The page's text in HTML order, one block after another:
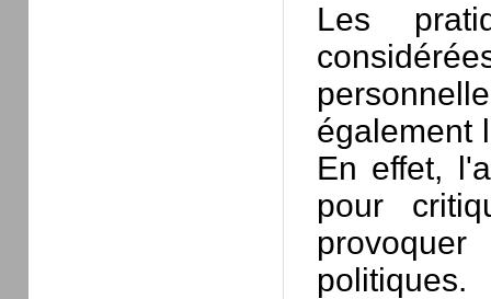
Les
également
En effet,
pour
politiques.